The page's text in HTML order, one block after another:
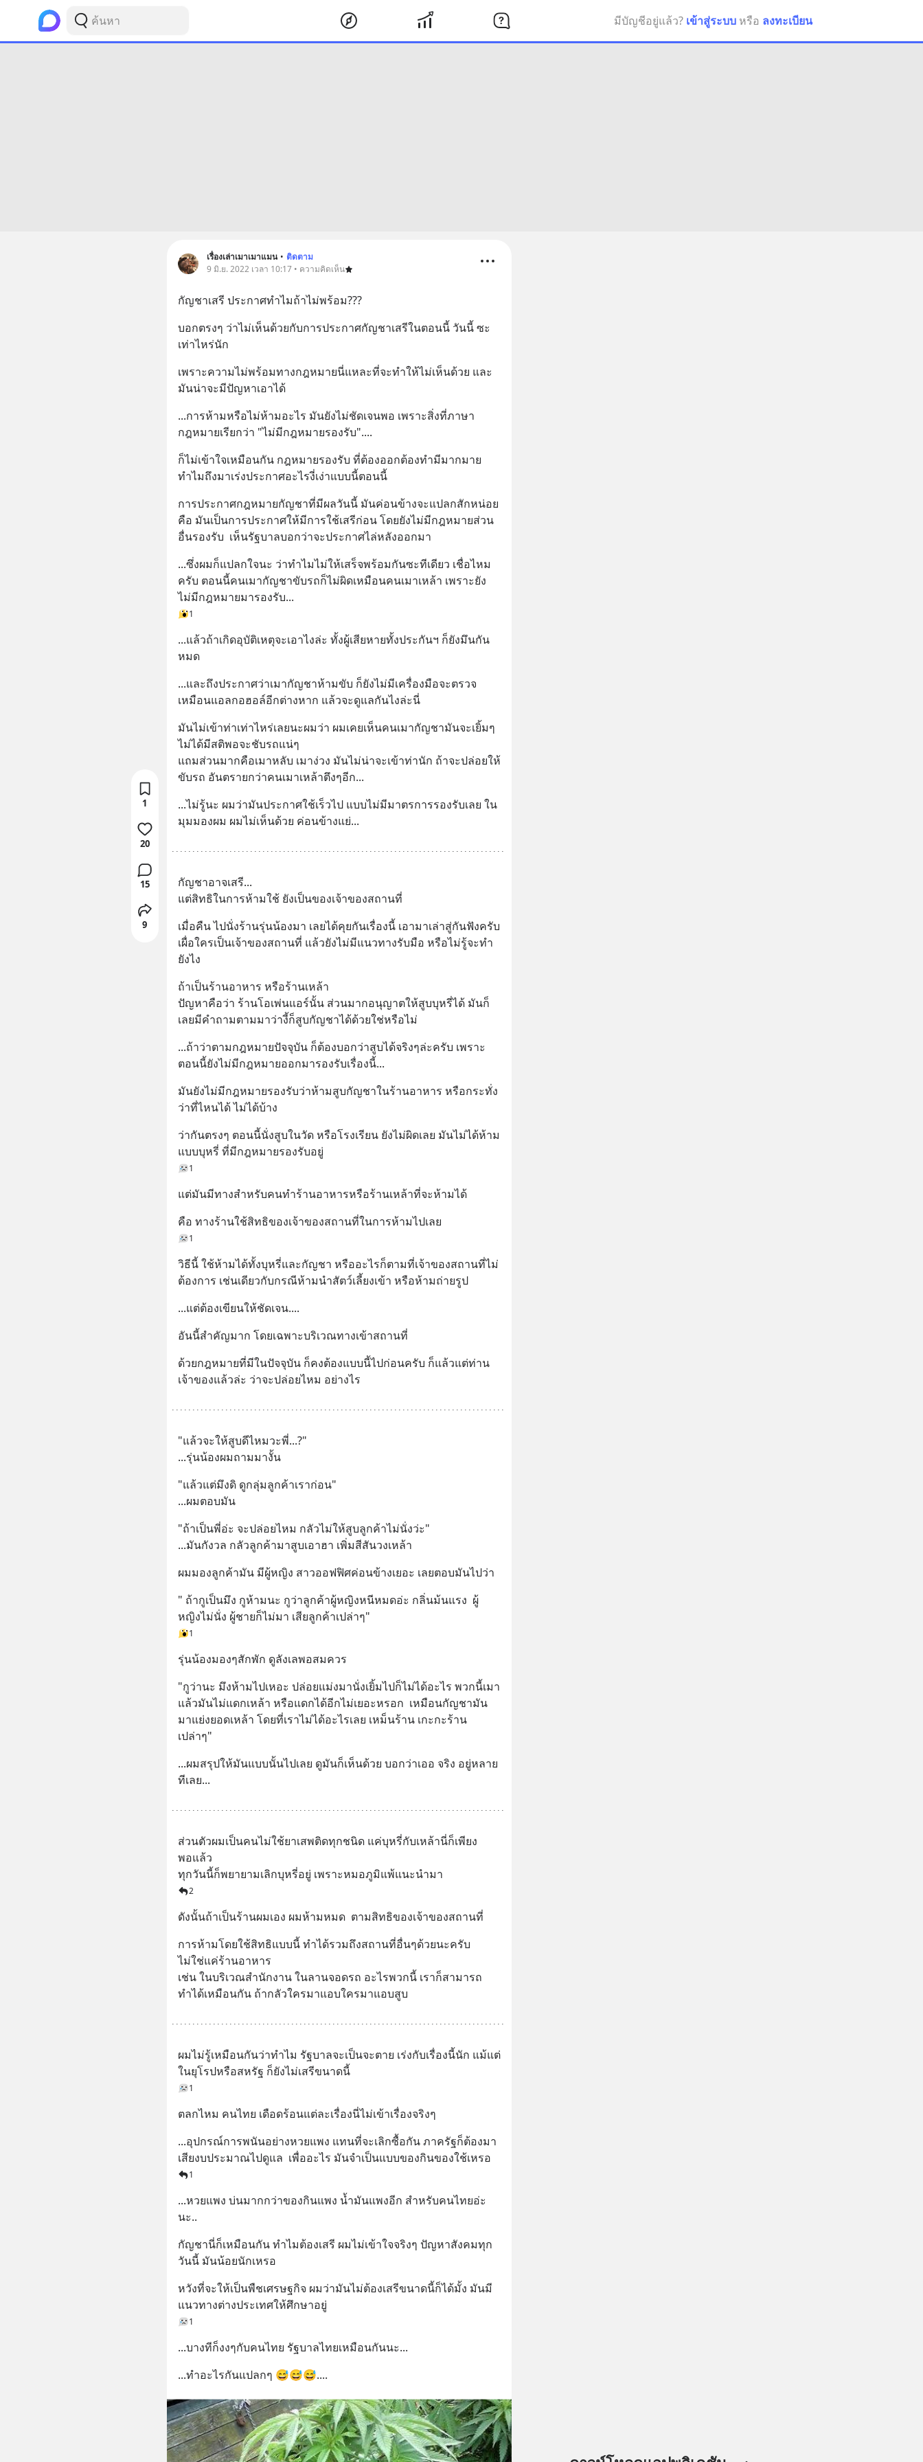
มีบัญชีอยู่แล้ว? เข้าสู่ระบบ หรือ ลงทะเบียน
เรื่องเล่าเมาเมาแมน • ติดตาม
9 มิ.ย. 2022 เวลา 10:17 • ความคิดเห็น
กัญชาเสรี ประกาศทำไมถ้าไม่พร้อม???
บอกตรงๆ ว่าไม่เห็นด้วยกับการประกาศกัญชาเสรีในตอนนี้ วันนี้ ซะ
เท่าไหร่นัก
เพราะความไม่พร้อมทางกฎหมายนี่แหละที่จะทำให้ไม่เห็นด้วย และ
มันน่าจะมีปัญหาเอาได้
...การห้ามหรือไม่ห้ามอะไร มันยังไม่ชัดเจนพอ เพราะสิ่งที่ภาษา
กฎหมายเรียกว่า "ไม่มีกฎหมายรองรับ"....
ก็ไม่เข้าใจเหมือนกัน กฎหมายรองรับ ที่ต้องออกต้องทำมีมากมาย
ทำไมถึงมาเร่งประกาศอะไรงี่เง่าแบบนี้ตอนนี้
คือ มันเป็นการประกาศให้มีการใช้เสรีก่อน โดยยังไม่มีกฎหมายส่วน
อื่นรองรับ  เห็นรัฐบาลบอกว่าจะประกาศไล่หลังออกมา
...ซึ่งผมก็แปลกใจนะ ว่าทำไมไม่ให้เสร็จพร้อมกันซะทีเดียว เชื่อไหม
ครับ ตอนนี้คนเมากัญชาขับรถก็ไม่ผิดเหมือนคนเมาเหล้า เพราะยัง
ไม่มีกฎหมายมารองรับ...
1
...แล้วถ้าเกิดอุบัติเหตุจะเอาไงล่ะ ทั้งผู้เสียหายทั้งประกันฯ ก็ยังมึนกัน
หมด
...และถึงประกาศว่าเมากัญชาห้ามขับ ก็ยังไม่มีเครื่องมือจะตรวจ
เหมือนแอลกอฮอล์อีกต่างหาก แล้วจะดูแลกันไงล่ะนี่
มันไม่เข้าท่าเท่าไหร่เลยนะผมว่า ผมเคยเห็นคนเมากัญชามันจะเยิ้มๆ
ไม่ได้มีสติพอจะชับรถแน่ๆ
แถมส่วนมากคือเมาหลับ เมาง่วง มันไม่น่าจะเข้าท่านัก ถ้าจะปล่อยให้
ขับรถ อันตรายกว่าคนเมาเหล้าตึงๆอีก...
...ไม่รู้นะ ผมว่ามันประกาศใช้เร็วไป แบบไม่มีมาตรการรองรับเลย ใน
มุมมองผม ผมไม่เห็นด้วย ค่อนข้างแย่...
กัญชาอาจเสรี...
แต่สิทธิในการห้ามใช้ ยังเป็นของเจ้าของสถานที่
เมื่อคืน ไปนั่งร้านรุ่นน้องมา เลยได้คุยกันเรื่องนี้ เอามาเล่าสู่กันฟังครับ
เผื่อใครเป็นเจ้าของสถานที่ แล้วยังไม่มีแนวทางรับมือ หรือไม่รู้จะทำ
ยังไง
ถ้าเป็นร้านอาหาร หรือร้านเหล้า
ปัญหาคือว่า ร้านโอเพ่นแอร์นั้น ส่วนมากอนุญาตให้สูบบุหรี่ได้ มันก็
เลยมีคำถามตามมาว่างี้ก็สูบกัญชาได้ด้วยใช่หรือไม่
...ถ้าว่าตามกฎหมายปัจจุบัน ก็ต้องบอกว่าสูบได้จริงๆล่ะครับ เพราะ
ตอนนี้ยังไม่มีกฎหมายออกมารองรับเรื่องนี้...
มันยังไม่มีกฎหมายรองรับว่าห้ามสูบกัญชาในร้านอาหาร หรือกระทั่ง
ว่าที่ไหนได้ ไม่ได้บ้าง
ว่ากันตรงๆ ตอนนี้นั่งสูบในวัด หรือโรงเรียน ยังไม่ผิดเลย มันไม่ได้ห้าม
แบบบุหรี่ ที่มีกฎหมายรองรับอยู่
1
แต่มันมีทางสำหรับคนทำร้านอาหารหรือร้านเหล้าที่จะห้ามได้
คือ ทางร้านใช้สิทธิของเจ้าของสถานที่ในการห้ามไปเลย
1
วิธีนี้ ใช้ห้ามได้ทั้งบุหรี่และกัญชา หรืออะไรก็ตามที่เจ้าของสถานที่ไม่
ต้องการ เช่นเดียวกับกรณีห้ามนำสัตว์เลี้ยงเข้า หรือห้ามถ่ายรูป
...แต่ต้องเขียนให้ชัดเจน....
อันนี้สำคัญมาก โดยเฉพาะบริเวณทางเข้าสถานที่
ด้วยกฎหมายที่มีในปัจจุบัน ก็คงต้องแบบนี้ไปก่อนครับ ก็แล้วแต่ท่าน
เจ้าของแล้วล่ะ ว่าจะปล่อยไหม อย่างไร
"แล้วจะให้สูบดีไหมวะพี่...?"
...รุ่นน้องผมถามมางั้น
"แล้วแต่มึงดิ ดูกลุ่มลูกค้าเราก่อน"
...ผมตอบมัน
"ถ้าเป็นพี่อ่ะ จะปล่อยไหม กลัวไม่ให้สูบลูกค้าไม่นั่งว่ะ"
...มันกังวล กลัวลูกค้ามาสูบเอาฮา เพิ่มสีสันวงเหล้า
ผมมองลูกค้ามัน มีผู้หญิง สาวออฟฟิศค่อนข้างเยอะ เลยตอบมันไปว่า
" ถ้ากูเป็นมึง กูห้ามนะ กูว่าลูกค้าผู้หญิงหนีหมดอ่ะ กลิ่นม้นแรง  ผู้
หญิงไม่นั่ง ผู้ชายก็ไม่มา เสียลูกค้าเปล่าๆ"
1
รุ่นน้องมองๆสักพัก ดูลังเลพอสมควร
"กูว่านะ มึงห้ามไปเหอะ ปล่อยแม่งมานั่งเยิ้มไปก็ไม่ได้อะไร พวกนี้เมา
แล้วมันไม่แดกเหล้า หรือแดกได้อีกไม่เยอะหรอก  เหมือนกัญชามัน
มาแย่งยอดเหล้า โดยที่เราไม่ได้อะไรเลย เหม็นร้าน เกะกะร้าน
เปล่าๆ"
...ผมสรุปให้มันแบบนั้นไปเลย ดูมันก็เห็นด้วย บอกว่าเออ จริง อยู่หลาย
ทีเลย...
ส่วนตัวผมเป็นคนไม่ใช้ยาเสพติดทุกชนิด แค่บุหรี่กับเหล้านี่ก็เพียง
พอแล้ว
ทุกวันนี้ก็พยายามเลิกบุหรี่อยู่ เพราะหมอภูมิแพ้แนะนำมา
2
ดังนั้นถ้าเป็นร้านผมเอง ผมห้ามหมด  ตามสิทธิของเจ้าของสถานที่
การห้ามโดยใช้สิทธิแบบนี้ ทำได้รวมถึงสถานที่อื่นๆด้วยนะครับ
ไม่ใช่แค่ร้านอาหาร
เช่น ในบริเวณสำนักงาน ในลานจอดรถ อะไรพวกนี้ เราก็สามารถ
ทำได้เหมือนกัน ถ้ากลัวใครมาแอบใครมาแอบสูบ
ผมไม่รู้เหมือนกันว่าทำไม รัฐบาลจะเป็นจะตาย เร่งกับเรื่องนี้นัก แม้แต่
ในยุโรปหรือสหรัฐ ก็ยังไม่เสรีขนาดนี้
1
ตลกไหม คนไทย เดือดร้อนแต่ละเรื่องนี่ไม่เข้าเรื่องจริงๆ
...อุปกรณ์การพนันอย่างหวยแพง แทนที่จะเลิกซื้อกัน ภาครัฐก็ต้องมา
เสียงบประมาณไปดูแล  เพื่ออะไร มันจำเป็นแบบของกินของใช้เหรอ
1
...หวยแพง บ่นมากกว่าของกินแพง น้ำมันแพงอีก สำหรับคนไทยอ่ะ
นะ..
กัญชานี่ก็เหมือนกัน ทำไมต้องเสรี ผมไม่เข้าใจจริงๆ ปัญหาสังคมทุก
วันนี้ มันน้อยนักเหรอ
หวังที่จะให้เป็นพืชเศรษฐกิจ ผมว่ามันไม่ต้องเสรีขนาดนี้ก็ได้มั้ง มันมี
แนวทางต่างประเทศให้ศึกษาอยู่
1
...บางทีก็งงๆกับคนไทย รัฐบาลไทยเหมือนกันนะ...
...ทำอะไรกันแปลกๆ 😅😅😅....
1
20
15
9